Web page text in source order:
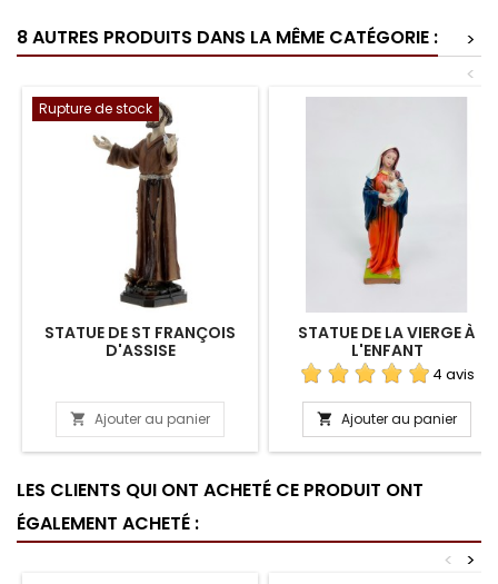
8 AUTRES PRODUITS DANS LA MÊME CATÉGORIE :
>
<
Rupture de stock
STATUE DE ST FRANÇOIS
D'ASSISE
 Ajouter au panier
STATUE DE LA VIERGE À
L'ENFANT
4 avis
 Ajouter au panier
LES CLIENTS QUI ONT ACHETÉ CE PRODUIT ONT
ÉGALEMENT ACHETÉ :
>
<